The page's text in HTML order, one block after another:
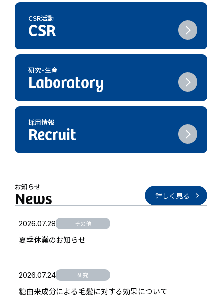
CSR活動
研究・生産
採用情報
お知らせ
詳しく見る
2026.07.28 その他
夏季休業のお知らせ
2026.07.24 研究
糖由来成分による毛髪に対する効果について